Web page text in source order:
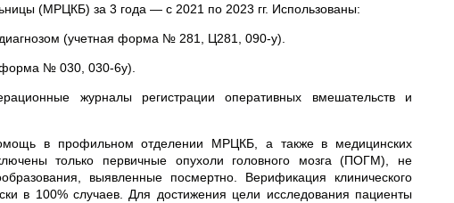
(МРЦКБ) за 3 года — с 2021 по 2023 гг. Использованы:
(учетная форма № 281, Ц281, 090-у).
форма № 030, 030-6у).
журналы регистрации оперативных вмешательств и
в профильном отделении МРЦКБ, а также в медицинских
только первичные опухоли головного мозга (ПОГМ), не
выявленные посмертно. Верификация клинического
в 100% случаев. Для достижения цели исследования пациенты